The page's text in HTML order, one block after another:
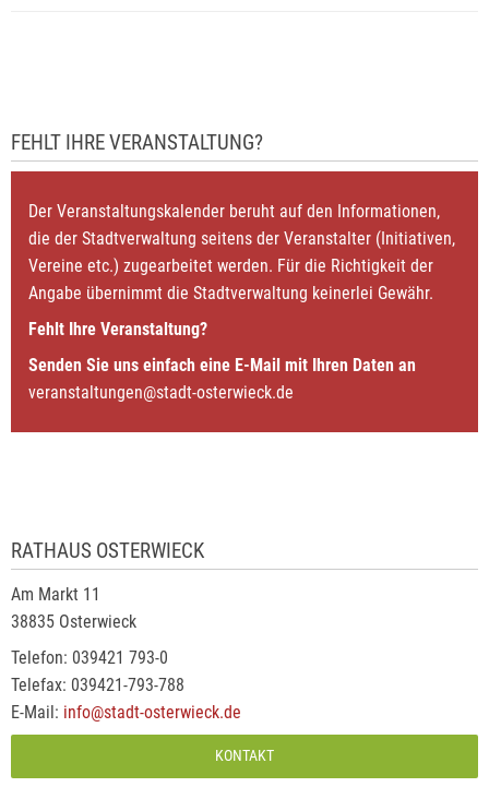
FEHLT IHRE VERANSTALTUNG?
Der Veranstaltungskalender beruht auf den Informationen,
die der Stadtverwaltung seitens der Veranstalter (Initiativen,
Vereine etc.) zugearbeitet werden. Für die Richtigkeit der
Angabe übernimmt die Stadtverwaltung keinerlei Gewähr.
Fehlt Ihre Veranstaltung?
Senden Sie uns einfach eine E-Mail mit Ihren Daten an
veranstaltungen@stadt-osterwieck.de
RATHAUS OSTERWIECK
Am Markt 11
38835 Osterwieck
Telefon: 039421 793-0
Telefax: 039421-793-788
E-Mail: info@stadt-osterwieck.de
KONTAKT